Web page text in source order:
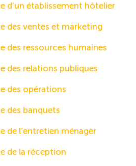
d’un établissement hôtelier
des ventes et marketing
des ressources humaines
des relations publiques
des opérations
des banquets
de l’entretien ménager
de la réception